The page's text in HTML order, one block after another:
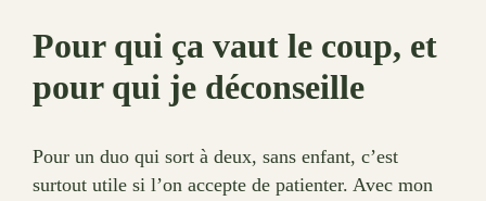
Pour qui ça vaut le coup, et
pour qui je déconseille
Pour un duo qui sort à deux, sans enfant, c’est
surtout utile si l’on accepte de patienter. Avec mon